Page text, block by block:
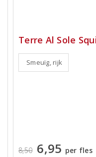
Terre Al Sole
Smeuïg, rijk
8,50 6,95 per fles